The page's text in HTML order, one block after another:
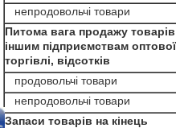
непродовольчі товари
Питома вага продажу товарів
іншим підприємствам оптової
торгівлі, відсотків
продовольчі товари
непродовольчі товари
Запаси товарів на кінець